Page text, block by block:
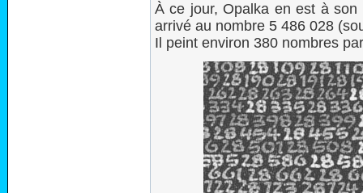
À ce jour, Opalka en est à
arrivé au nombre 5 486 028
Il peint environ 380 nombres